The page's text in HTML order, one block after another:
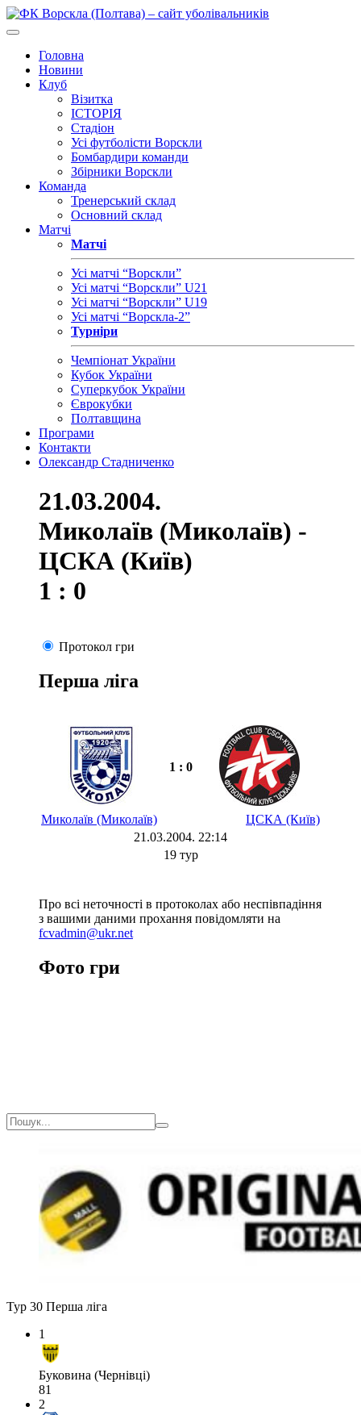
Головна
Новини
Клуб
Візитка
ІСТОРІЯ
Стадіон
Усі футболісти Ворскли
Бомбардири команди
Збірники Ворскли
Команда
Тренерський склад
Основний склад
Матчі
Матчі
Усі матчі “Ворскли”
Усі матчі “Ворскли” U21
Усі матчі “Ворскли” U19
Усі матчі “Ворскла-2”
Турніри
Чемпіонат України
Кубок України
Суперкубок України
Єврокубки
Полтавщина
Програми
Контакти
Олександр Стадниченко
21.03.2004.
Миколаїв (Миколаїв) -
ЦСКА (Київ)
1 : 0
Протокол гри
Перша ліга
1 : 0
Миколаїв (Миколаїв)
ЦСКА (Київ)
21.03.2004. 22:14
19 тур
Про всі неточності в протоколах або неспівпадіння
з вашими даними прохання повідомляти на
fcvadmin@ukr.net
Фото гри
Тур 30 Перша ліга
1
Буковина (Чернівці)
81
2